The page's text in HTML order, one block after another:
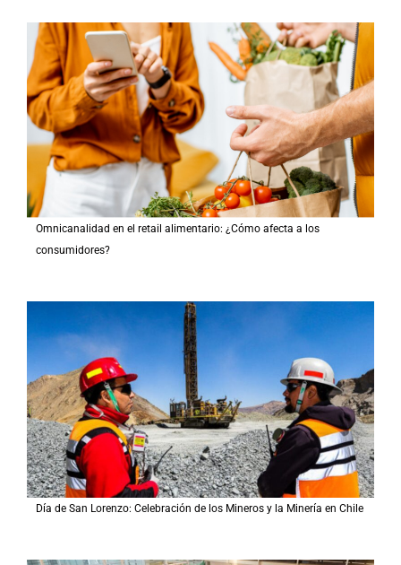
Omnicanalidad en el retail alimentario: ¿Cómo afecta a los
consumidores?
Día de San Lorenzo: Celebración de los Mineros y la Minería en Chile